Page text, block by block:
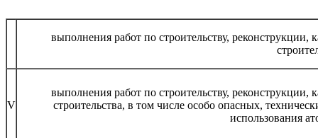
выполнения работ по строительству, реконструкции,
V
выполнения работ по строительству, реконструкции,
строительства, в том числе особо опасных,
использования